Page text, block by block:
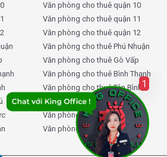
Văn phòng cho thuê quận 10
Văn phòng cho thuê quận 11
Văn phòng cho thuê quận 12
Văn phòng cho thuê Phú Nhuận
Văn phòng cho thuê Gò Vấp
Văn phòng cho thuê Bình Thạnh
Văn phòng cho thuê Tân Bình
Văn phòng cho thuê Tân Phú
Văn phòng cho thuê Thủ Đức
Văn phòng cho thuê Bình Tân
1